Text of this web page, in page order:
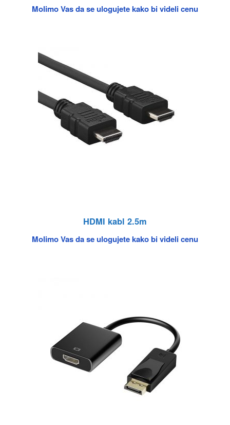
Molimo Vas da se ulogujete kako bi videli cenu
HDMI kabl 2.5m
Molimo Vas da se ulogujete kako bi videli cenu